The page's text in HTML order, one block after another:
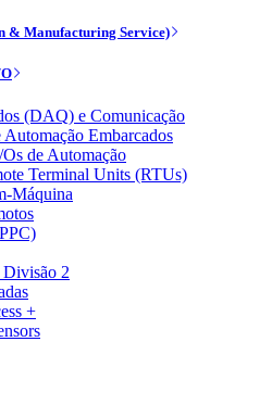
& Manufacturing Service)
(DAQ) e Comunicação
Automação Embarcados
de Automação
Terminal Units (RTUs)
Máquina
Divisão 2
+